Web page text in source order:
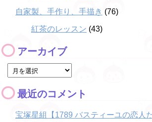
自家製、手作り、手描き (76)
紅茶のレッスン (43)
アーカイブ
最近のコメント
宝塚星組【1789 バスティーユの恋人